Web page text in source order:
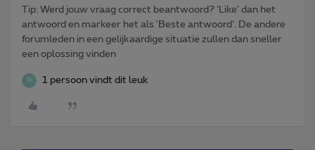
Tip: Werd jouw vraag correct beantwoord? ‘Like’ dan het
antwoord en markeer het als 'Beste antwoord'. De andere
forumleden in een gelijkaardige situatie zullen dan sneller
een oplossing vinden
W 1 persoon vindt dit leuk